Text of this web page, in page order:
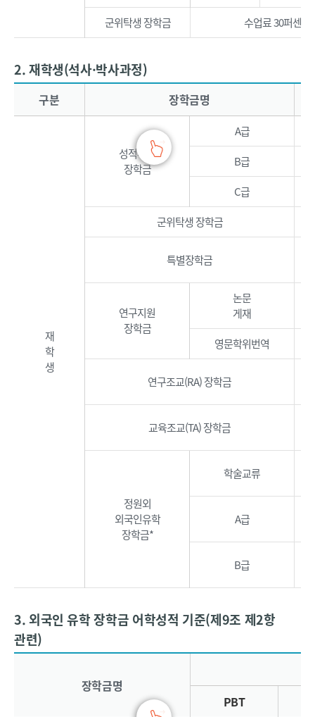
군위탁생 장학금 수업료 30퍼센트
2. 재학생(석사·박사과정)
한밭대학교 재학생(석사·박사과정)의 장학제도를 안내하는 표로 장학명, 지원금액, 적용기준, 비고로 구분됩니다.
구분 장학금명
재
학
생
성적우수
장학금
A급
B급
C급
군위탁생 장학금
특별장학금
연구지원
장학금
논문
게재
영문학위번역
연구조교(RA) 장학금
교육조교(TA) 장학금
정원외
외국인유학
장학금*
학술교류
A급
B급
3. 외국인 유학 장학금 어학성적 기준(제9조 제2항
관련)
한밭대학교 외국인 유학 장학(A, B, C) 어학성적기준 – 2019년 입학생부터 적용하는 장학제도를 안내하는 표로 장학명, 1)토플(PBT, CBT, IBT), 토익(TOEIC), 2)텝스(TEPS), 3)한국어능력시험(TOPIK), 4)아이엘츠(IELTS)로 구분됩니다.
장학금명
PBT